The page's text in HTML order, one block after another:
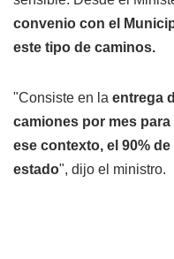
convenio con el
este tipo de caminos.
"Consiste en la entrega
camiones por mes
ese contexto, el 90%
estado", dijo el ministro.